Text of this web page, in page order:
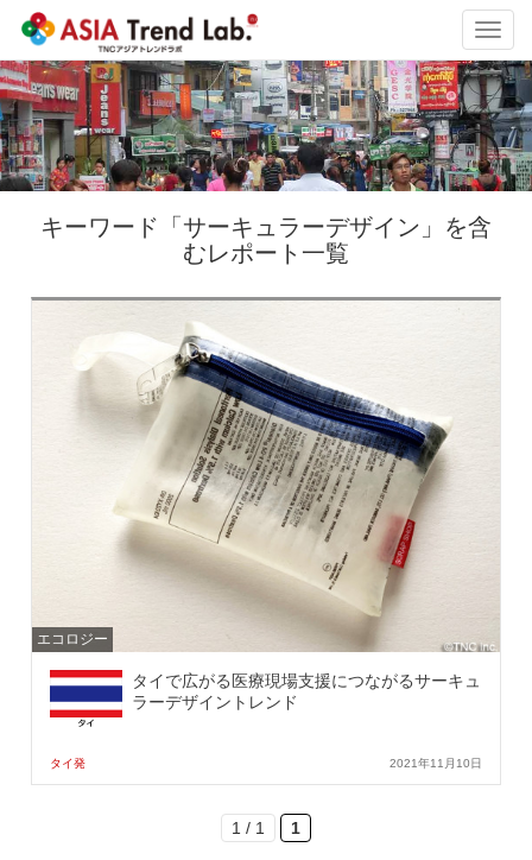
キーワード「サーキュラーデザイン」を含
むレポート一覧
エコロジー
タイで広がる医療現場支援につながるサーキュ
ラーデザイントレンド
タイ発 2021年11月10日
1 / 1 1